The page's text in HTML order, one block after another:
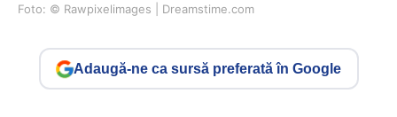
Foto: © Rawpixelimages | Dreamstime.com
Adaugă-ne ca sursă preferată în Google